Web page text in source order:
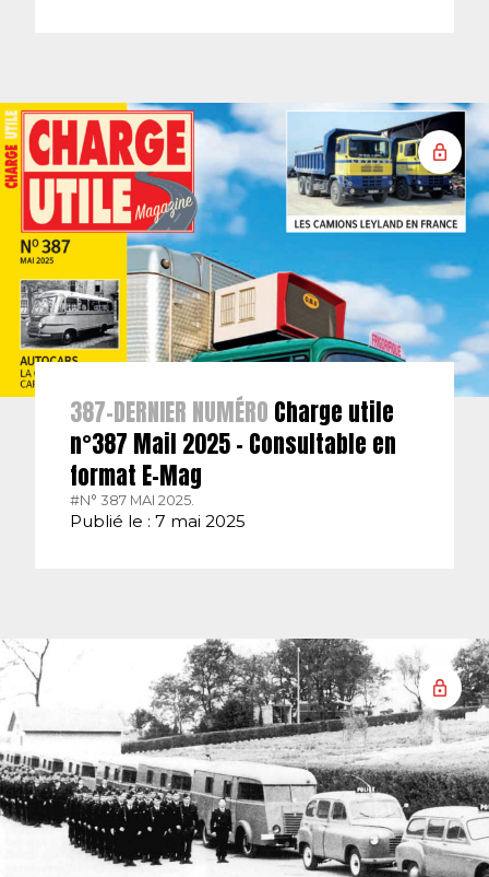
387-DERNIER NUMÉRO Charge utile
n°387 Mail 2025 – Consultable en
format E-Mag
#N° 387 MAI 2025.
Publié le : 7 mai 2025